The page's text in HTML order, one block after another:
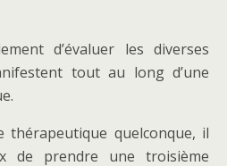
d’évaluer les diverses
tout au long d’une
quelconque, il
de prendre une troisième